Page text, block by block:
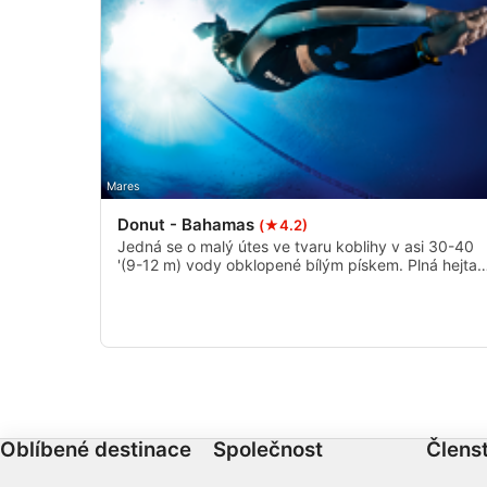
Mares
Donut - Bahamas (★4.2)
Jedná se o malý útes ve tvaru koblihy v asi 30-40
'(9-12 m) vody obklopené bílým pískem. Plná
Oblíbené destinace Společnost
Účely zpracování, které nesouvisejí s IAB:
Nezbytné
Reklamní